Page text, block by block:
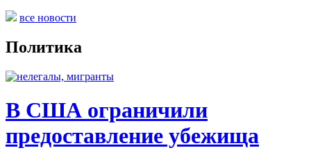
все новости
Политика
В США ограничили
предоставление убежища